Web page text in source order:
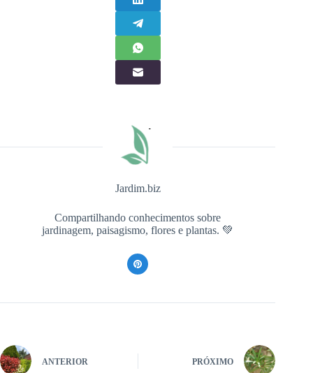
Jardim.biz
Compartilhando conhecimentos sobre
jardinagem, paisagismo, flores e plantas. 💚
ANTERIOR PRÓXIMO